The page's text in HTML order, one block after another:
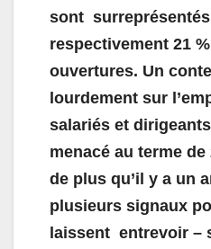
sont
respectivement 21
ouvertures. Un
lourdement sur
salariés et
menacé au terme
de plus qu’il y a un
plusieurs signaux
laissent entrevoir –